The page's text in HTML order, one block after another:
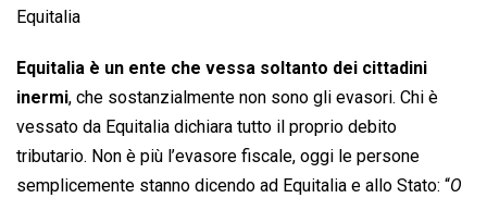
Equitalia
Equitalia è un ente che vessa soltanto dei cittadini
inermi, che sostanzialmente non sono gli evasori. Chi è
vessato da Equitalia dichiara tutto il proprio debito
tributario. Non è più l’evasore fiscale, oggi le persone
semplicemente stanno dicendo ad Equitalia e allo Stato: “O